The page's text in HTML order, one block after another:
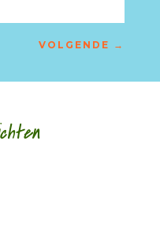
VOLGENDE →